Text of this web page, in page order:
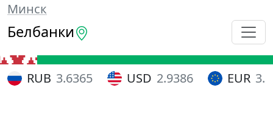
Минск
Белбанки
RUB 3.6365 USD 2.9386 EUR